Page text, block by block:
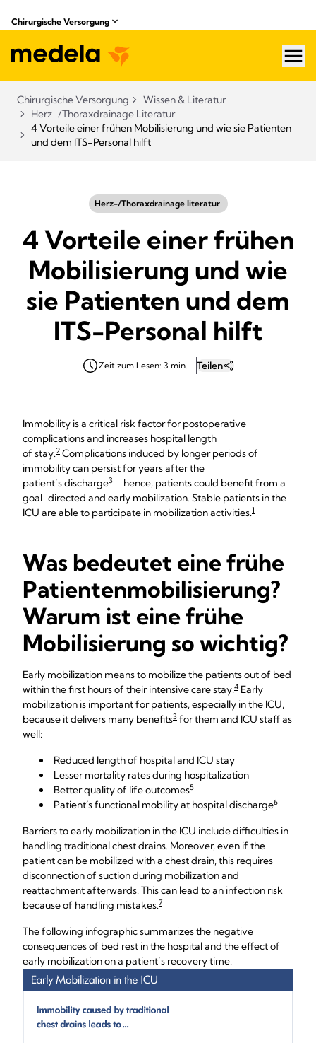
Chirurgische Versorgung
Chirurgische Versorgung
Wissen & Literatur​
Herz-/Thoraxdrainage Literatur
4 Vorteile einer frühen Mobilisierung und wie sie Patienten
und dem ITS-Personal hilft
Herz-/Thoraxdrainage literatur ​
4 Vorteile einer frühen
Mobilisierung und wie
sie Patienten und dem
ITS-Personal hilft
Zeit zum Lesen: 3 min. Teilen
Immobility is a critical risk factor for postoperative
complications and increases hospital length
of stay.2 Complications induced by longer periods of
immobility can persist for years after the
patient’s discharge3 – hence, patients could benefit from a
goal-directed and early mobilization. Stable patients in the
ICU are able to participate in mobilization activities.1
Was bedeutet eine frühe
Patientenmobilisierung?
Warum ist eine frühe
Mobilisierung so wichtig?
Early mobilization means to mobilize the patients out of bed
within the first hours of their intensive care stay.4 Early
mobilization is important for patients, especially in the ICU,
because it delivers many benefits3 for them and ICU staff as
well:
Reduced length of hospital and ICU stay
Lesser mortality rates during hospitalization
Better quality of life outcomes5
Patient´s functional mobility at hospital discharge6
Barriers to early mobilization in the ICU include difficulties in
handling traditional chest drains. Moreover, even if the
patient can be mobilized with a chest drain, this requires
disconnection of suction during mobilization and
reattachment afterwards. This can lead to an infection risk
because of handling mistakes.7
The following infographic summarizes the negative
consequences of bed rest in the hospital and the effect of
early mobilization on a patient’s recovery time.